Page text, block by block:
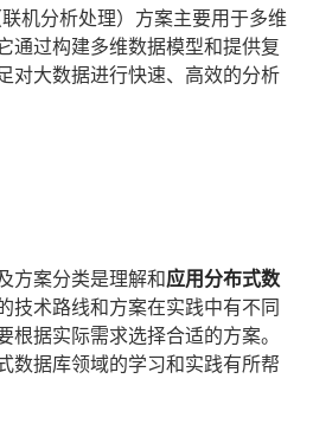
机分析处理）方案主要用于多维
通过构建多维数据模型和提供复
对大数据进行快速、高效的分析
方案分类是理解和应用分布式数
技术路线和方案在实践中有不同
根据实际需求选择合适的方案。
数据库领域的学习和实践有所帮